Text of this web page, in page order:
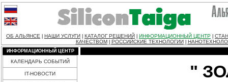
ОБ АЛЬЯНСЕ НАШИ УСЛУГИ КАТАЛОГ РЕШЕНИЙ ИНФОРМАЦИОННЫЙ ЦЕНТР
КАЧЕСТВОМ
РОССИЙСКИЕ ТЕХНОЛОГИИ
ИНФОРМАЦИОННЫЙ ЦЕНТР
КАЛЕНДАРЬ СОБЫТИЙ
IT-НОВОСТИ "